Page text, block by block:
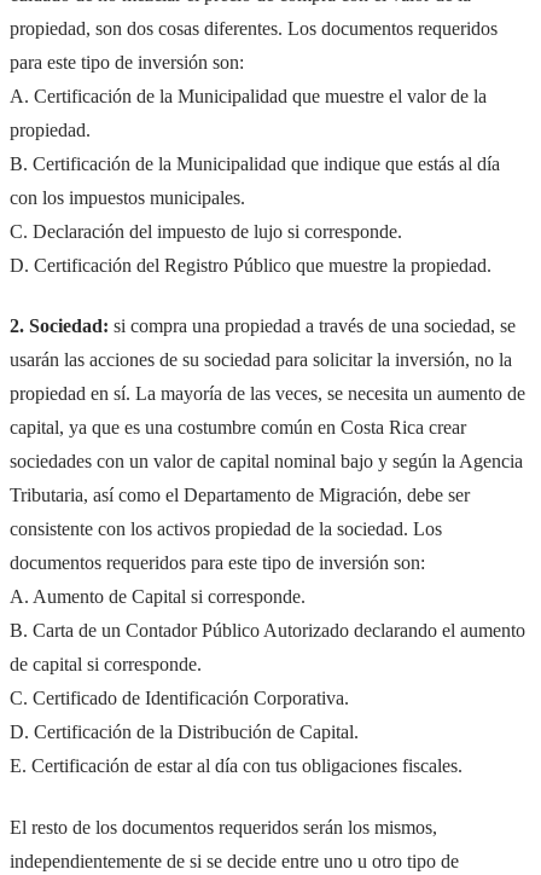
propiedad, son dos cosas diferentes. Los documentos requeridos
para este tipo de inversión son:
A. Certificación de la Municipalidad que muestre el valor de la
propiedad.
B. Certificación de la Municipalidad que indique que estás al día
con los impuestos municipales.
C. Declaración del impuesto de lujo si corresponde.
D. Certificación del Registro Público que muestre la propiedad.
2. Sociedad: si compra una propiedad a través de una sociedad, se
usarán las acciones de su sociedad para solicitar la inversión, no la
propiedad en sí. La mayoría de las veces, se necesita un aumento de
capital, ya que es una costumbre común en Costa Rica crear
sociedades con un valor de capital nominal bajo y según la Agencia
Tributaria, así como el Departamento de Migración, debe ser
consistente con los activos propiedad de la sociedad. Los
documentos requeridos para este tipo de inversión son:
A. Aumento de Capital si corresponde.
B. Carta de un Contador Público Autorizado declarando el aumento
de capital si corresponde.
C. Certificado de Identificación Corporativa.
D. Certificación de la Distribución de Capital.
E. Certificación de estar al día con tus obligaciones fiscales.
El resto de los documentos requeridos serán los mismos,
independientemente de si se decide entre uno u otro tipo de